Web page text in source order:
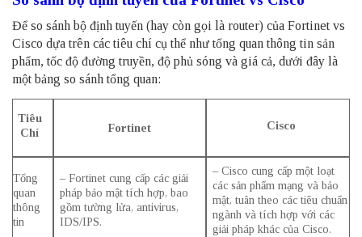
Để so sánh bộ định tuyến (hay còn gọi là router) của Fortinet vs
Cisco dựa trên các tiêu chí cụ thể như tổng quan thông tin sản
phẩm, tốc độ đường truyền, độ phủ sóng và giá cả, dưới đây là
một bảng so sánh tổng quan:
Tiêu
Chí
Fortinet Cisco
Tổng
quan
thông
tin
– Fortinet cung cấp các giải
pháp bảo mật tích hợp, bao
gồm tường lửa, antivirus,
IDS/IPS.
– Cisco cung cấp một loạt
các sản phẩm mạng và bảo
mật, tuân theo các tiêu chuẩn
ngành và tích hợp với các
giải pháp khác của Cisco.